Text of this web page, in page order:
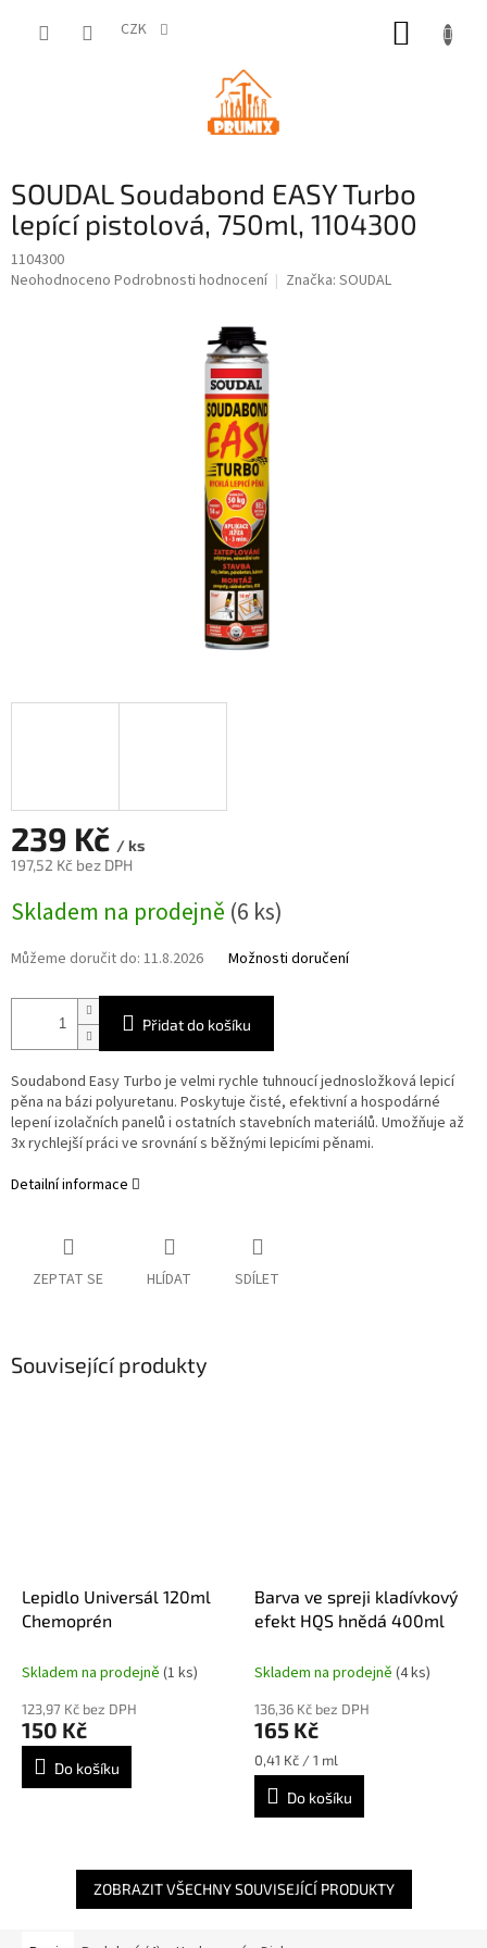
CZK
SOUDAL Soudabond EASY Turbo
lepící pistolová, 750ml, 1104300
1104300
Průměrné
Neohodnoceno Podrobnosti hodnocení Značka: SOUDAL
239 Kč / ks
197,52 Kč bez DPH
cena:
Skladem na prodejně (6 ks)
Můžeme doručit do: 11.8.2026 Možnosti doručení
Přidat do košíku
Soudabond Easy Turbo je velmi rychle tuhnoucí jednosložková lepicí
pěna na bázi polyuretanu. Poskytuje čisté, efektivní a hospodárné
lepení izolačních panelů i ostatních stavebních materiálů. Umožňuje až
3x rychlejší práci ve srovnání s běžnými lepicími pěnami.
Detailní informace
ZEPTAT SE HLÍDAT SDÍLET
Související produkty
Lepidlo Universál 120ml
Chemoprén
Skladem na prodejně (1 ks)
123,97 Kč bez DPH
150 Kč
Do košíku
Barva ve spreji kladívkový
efekt HQS hnědá 400ml
Skladem na prodejně (4 ks)
136,36 Kč bez DPH
165 Kč
Měrná
cena:
0,41 Kč / 1 ml
Do košíku
ZOBRAZIT VŠECHNY SOUVISEJÍCÍ PRODUKTY